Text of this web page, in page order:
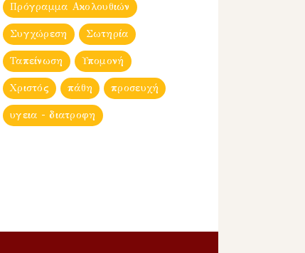
Πρόγραμμα Ακολουθιών
Συγχώρεση Σωτηρία
Ταπείνωση Υπομονή
Χριστός πάθη προσευχή
υγεια - διατροφη